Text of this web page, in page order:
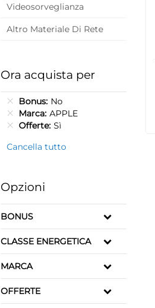
Videosorveglianza
Altro Materiale Di Rete
Ora acquista per
Bonus No
Marca APPLE
Offerte Sì
Cancella tutto
Opzioni
BONUS
CLASSE ENERGETICA
MARCA
OFFERTE